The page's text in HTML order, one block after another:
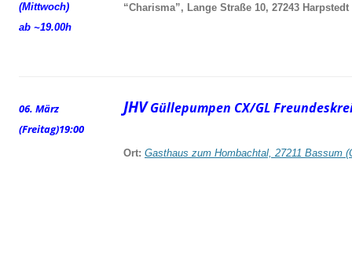
(Mittwoch)
ab ~19.00h
“Charisma”, Lange Straße 10, 27243 Harpstedt
06. März
(Freitag)19:00
JHV Güllepumpen CX/GL
Ort: Gasthaus zum Hombachtal, 27211 Bassum